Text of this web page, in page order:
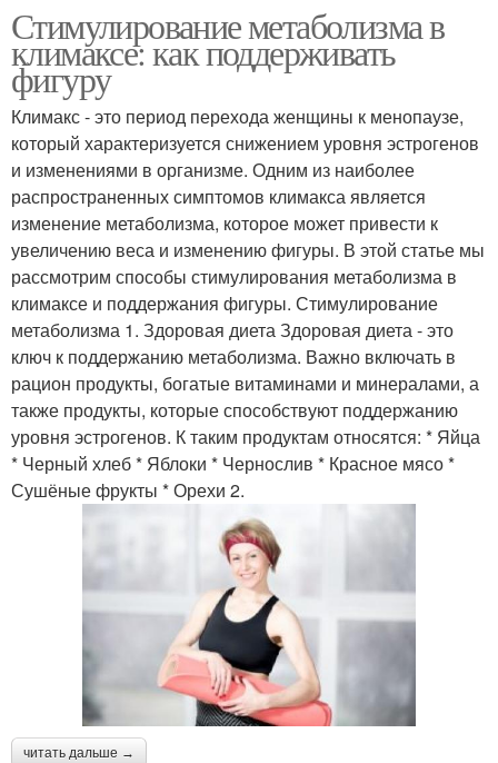
Стимулирование метаболизма в
климаксе: как поддерживать
фигуру
Климакс - это период перехода женщины к менопаузе,
который характеризуется снижением уровня эстрогенов
и изменениями в организме. Одним из наиболее
распространенных симптомов климакса является
изменение метаболизма, которое может привести к
увеличению веса и изменению фигуры. В этой статье мы
рассмотрим способы стимулирования метаболизма в
климаксе и поддержания фигуры. Стимулирование
метаболизма 1. Здоровая диета Здоровая диета - это
ключ к поддержанию метаболизма. Важно включать в
рацион продукты, богатые витаминами и минералами, а
также продукты, которые способствуют поддержанию
уровня эстрогенов. К таким продуктам относятся: * Яйца
* Черный хлеб * Яблоки * Чернослив * Красное мясо *
Сушёные фрукты * Орехи 2.
читать дальше →